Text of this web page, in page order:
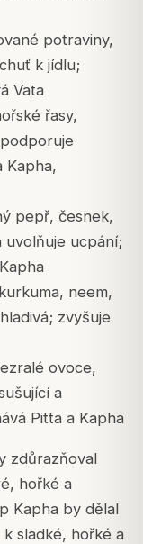
potraviny,
k jídlu;
Vata
řasy,
Kapha,
pepř, česnek,
uvolňuje ucpání;
neem,
zvyšuje
ovoce,
a
Pitta a Kapha
zdůrazňoval
hořké a
Kapha by dělal
sladké, hořké a